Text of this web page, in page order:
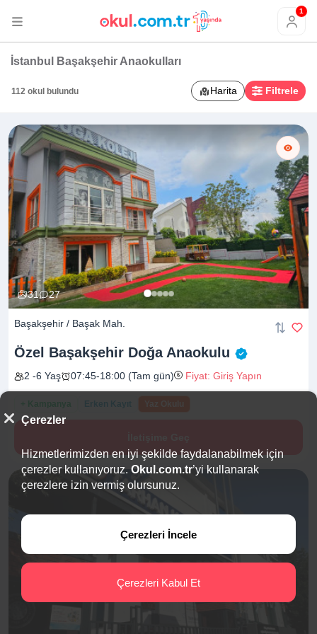
1
İstanbul Başakşehir Anaokulları
112 okul bulundu Harita Filtrele
31 27
Başakşehir / Başak Mah.
Özel Başakşehir Doğa Anaokulu
2 -6 Yaş 07:45-18:00 (Tam gün) Fiyat: Giriş Yapın
+ Kampanya Erken Kayıt
Çerezler
Hizmetlerimizden en iyi şekilde faydalanabilmek için
çerezler kullanıyoruz. Okul.com.tr’yi kullanarak
çerezlere izin vermiş olursunuz.
Çerezleri İncele
Çerezleri Kabul Et